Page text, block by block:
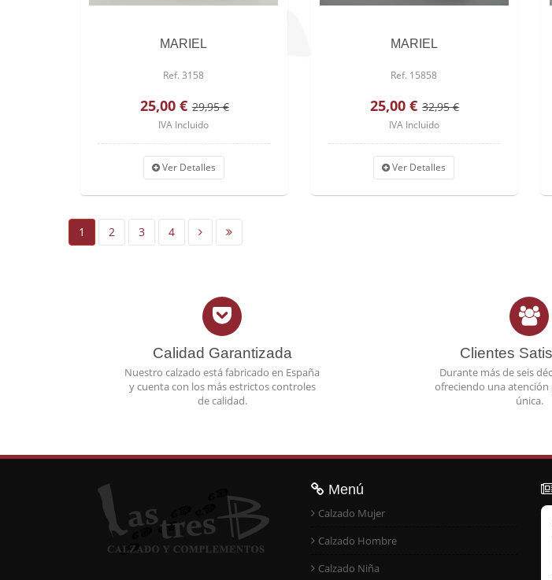
MARIEL
Ref. 3158
25,00 € 29,95 €
IVA Incluido
Ver Detalles
MARIEL
Ref. 15858
25,00 € 32,95 €
IVA Incluido
Ver Detalles
1 2 3 4
Calidad Garantizada
Nuestro calzado está fabricado en España
y cuenta con los más estrictos controles
de calidad.
Clientes
Durante más de seis
ofreciendo una atención
única.
Menú
Calzado Mujer
Calzado Hombre
Calzado Niña